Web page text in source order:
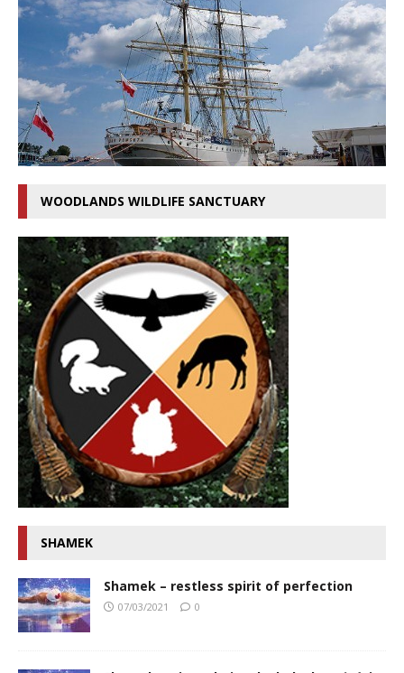
WOODLANDS WILDLIFE SANCTUARY
SHAMEK
Shamek – restless spirit of perfection
07/03/2021 0